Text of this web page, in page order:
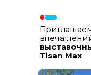
Tisan Max
лиственницы,
керамогранит